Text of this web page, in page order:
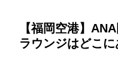
【福岡空港】
ラウンジはどこに